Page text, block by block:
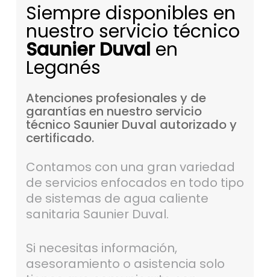
Siempre disponibles en
nuestro servicio técnico
Saunier Duval en
Leganés
Atenciones profesionales y de
garantías en nuestro servicio
técnico Saunier Duval autorizadoy
certificado.
Contamos con una gran variedad
de servicios enfocados en todo tipo
de sistemas de agua caliente
sanitaria Saunier Duval.
Si necesitas información,
asesoramiento o asistencia solo